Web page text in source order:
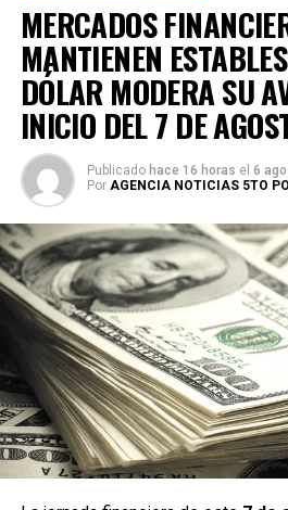
MERCADOS
MANTIENEN
DÓLAR MODERA SU
INICIO DEL 7 DE
Publicado hace 16 horas el 6
Por AGENCIA NOTICIAS 5TO